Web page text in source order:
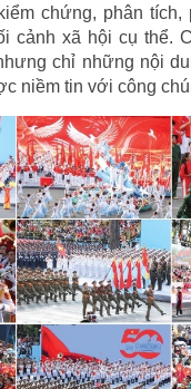
chứng, phân tích,
cảnh xã hội cụ thể.
chỉ những nội
niềm tin với công